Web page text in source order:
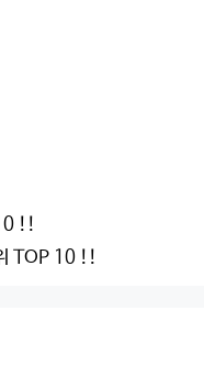
!!
TOP 10 !!